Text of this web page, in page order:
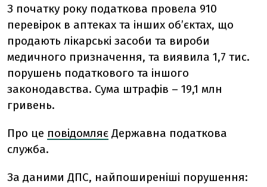
З початку року податкова провела 910
перевірок в аптеках та інших об’єктах, що
продають лікарські засоби та вироби
медичного призначення, та виявила 1,7 тис.
порушень податкового та іншого
законодавства. Сума штрафів – 19,1 млн
гривень.
Про це повідомляє Державна податкова
служба.
За даними ДПС, найпоширеніші порушення: